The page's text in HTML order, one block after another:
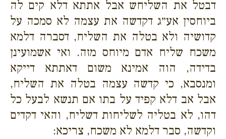
דבטל את השליחש אבל אתתא דלא קים לה
ביוחסין אע״ג דקדשה את עצמה לא סמכה על
קדושיה ולא בטלה את השליח, דסברה דלמא
משכח שליח אדם מיוחס מזה. ואי אשמועינן
בדידה, הוה אמינא משום דאתתא דייקא
ומנסבא, כי קדשה עצמה בטלה את השליח,
אבל אב דלא קפיד על בתו אם תנשא לבעל כל
דהו, לא בטליה לשליחות דשליח, והאי דקדים
וקדשה, סבר דלמא לא משכח, צריכא: